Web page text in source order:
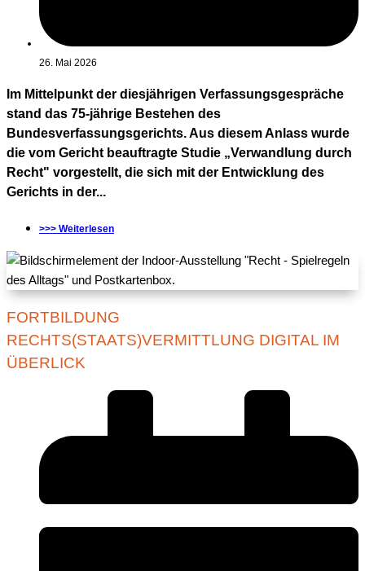
26. Mai 2026
Im Mittelpunkt der diesjährigen Verfassungsgespräche
stand das 75-jährige Bestehen des
Bundesverfassungsgerichts. Aus diesem Anlass wurde
die vom Gericht beauftragte Studie „Verwandlung durch
Recht" vorgestellt, die sich mit der Entwicklung des
Gerichts in der...
>>> Weiterlesen
FORTBILDUNG
RECHTS(STAATS)VERMITTLUNG DIGITAL IM
ÜBERLICK